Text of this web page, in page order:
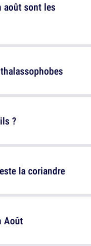
août sont les
?
Août
la coriandre